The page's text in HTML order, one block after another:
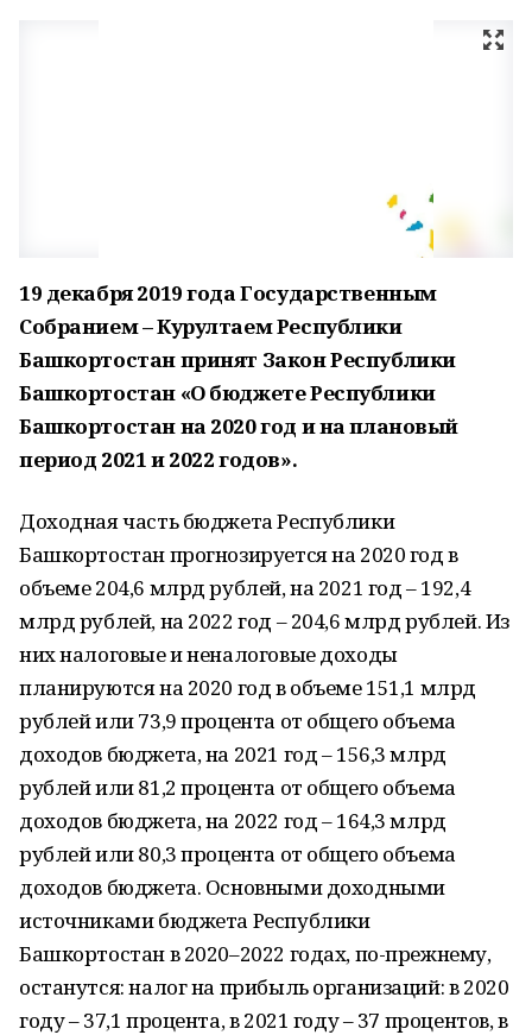
19 декабря 2019 года Государственным
Собранием – Курултаем Республики
Башкортостан принят Закон Республики
Башкортостан «О бюджете Республики
Башкортостан на 2020 год и на плановый
период 2021 и 2022 годов».
Доходная часть бюджета Республики
Башкортостан прогнозируетсяна 2020 год в
объеме 204,6 млрд рублей, на 2021 год – 192,4
млрд рублей,на 2022 год – 204,6 млрд рублей. Из
них налоговые и неналоговые доходы
планируются на 2020 год в объеме 151,1 млрд
рублей или 73,9 процента от общего объема
доходов бюджета, на 2021 год – 156,3 млрд
рублейили 81,2 процента от общего объема
доходов бюджета, на 2022 год –164,3 млрд
рублей или 80,3 процента от общего объема
доходов бюджета. Основными доходными
источниками бюджета Республики
Башкортостан в 2020–2022 годах, по-прежнему,
останутся:налог на прибыль организаций: в 2020
году – 37,1 процента, в 2021 году – 37 процентов, в